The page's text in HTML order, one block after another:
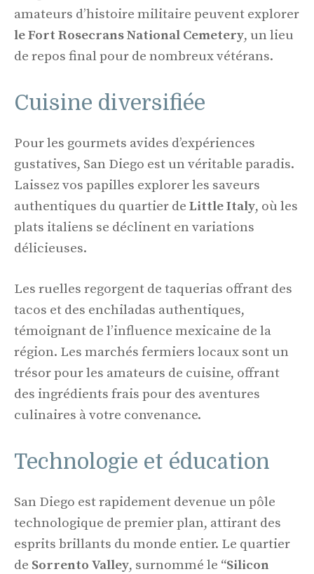
amateurs d’histoire militaire peuvent explorer
le Fort Rosecrans National Cemetery, un lieu
de repos final pour de nombreux vétérans.
Cuisine diversifiée
Pour les gourmets avides d’expériences
gustatives, San Diego est un véritable paradis.
Laissez vos papilles explorer les saveurs
authentiques du quartier de Little Italy, où les
plats italiens se déclinent en variations
délicieuses.
Les ruelles regorgent de taquerias offrant des
tacos et des enchiladas authentiques,
témoignant de l’influence mexicaine de la
région. Les marchés fermiers locaux sont un
trésor pour les amateurs de cuisine, offrant
des ingrédients frais pour des aventures
culinaires à votre convenance.
Technologie et éducation
San Diego est rapidement devenue un pôle
technologique de premier plan, attirant des
esprits brillants du monde entier. Le quartier
de Sorrento Valley, surnommé le “Silicon